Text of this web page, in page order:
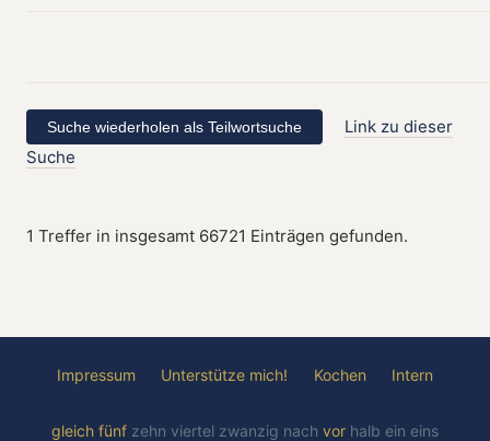
Link zu dieser
Suche
1 Treffer in insgesamt 66721 Einträgen gefunden.
Impressum Unterstütze mich! Kochen Intern
gleich fünf zehn viertel zwanzig nach vor halb ein eins